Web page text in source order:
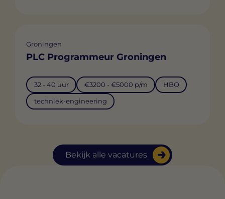
Bekijk alle vacatures
Groningen
PLC Programmeur Groningen
32 - 40 uur €3200 - €5000 p/m HBO
techniek-engineering